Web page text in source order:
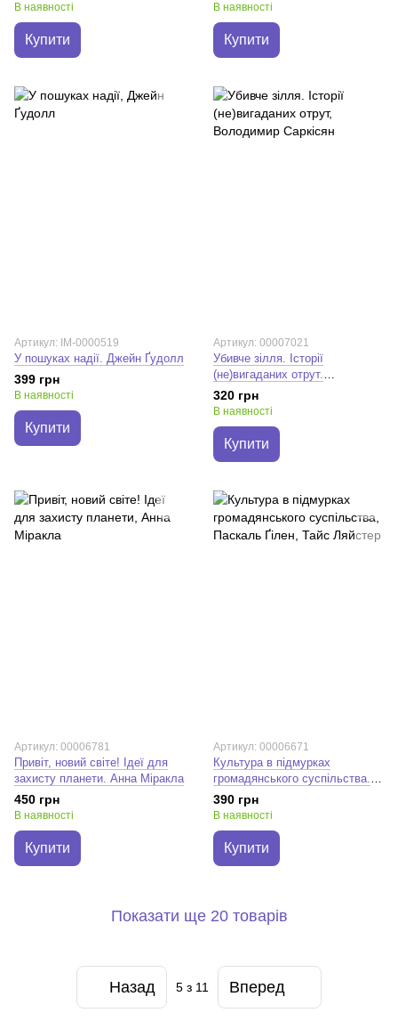
В наявності
Купити
В наявності
Купити
Артикул: IM-0000519
У пошуках надії. Джейн Ґудолл
399 грн
В наявності
Купити
Артикул: 00007021
Убивче зілля. Історії
(не)вигаданих отрут.
Володимир Саркісян
320 грн
В наявності
Купити
Артикул: 00006781
Привіт, новий світе! Ідеї для
захисту планети. Анна Міракла
450 грн
В наявності
Купити
Артикул: 00006671
Культура в підмурках
громадянського суспільства.
Паскаль Ґілен; Тайс Ляйстер
390 грн
В наявності
Купити
Показати ще 20 товарів
Назад 5 з 11 Вперед